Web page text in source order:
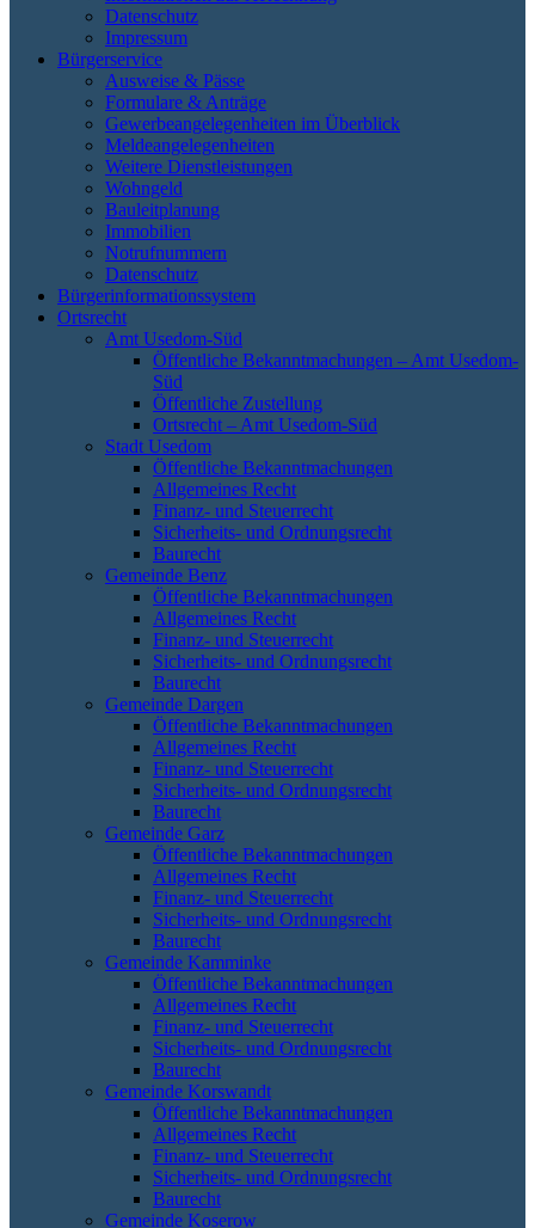
Datenschutz
Impressum
Bürgerservice
Ausweise & Pässe
Formulare & Anträge
Gewerbeangelegenheiten im Überblick
Meldeangelegenheiten
Weitere Dienstleistungen
Wohngeld
Bauleitplanung
Immobilien
Notrufnummern
Datenschutz
Bürgerinformationssystem
Ortsrecht
Amt Usedom-Süd
Öffentliche Bekanntmachungen – Amt Usedom-
Süd
Öffentliche Zustellung
Ortsrecht – Amt Usedom-Süd
Stadt Usedom
Öffentliche Bekanntmachungen
Allgemeines Recht
Finanz- und Steuerrecht
Sicherheits- und Ordnungsrecht
Baurecht
Gemeinde Benz
Öffentliche Bekanntmachungen
Allgemeines Recht
Finanz- und Steuerrecht
Sicherheits- und Ordnungsrecht
Baurecht
Gemeinde Dargen
Öffentliche Bekanntmachungen
Allgemeines Recht
Finanz- und Steuerrecht
Sicherheits- und Ordnungsrecht
Baurecht
Gemeinde Garz
Öffentliche Bekanntmachungen
Allgemeines Recht
Finanz- und Steuerrecht
Sicherheits- und Ordnungsrecht
Baurecht
Gemeinde Kamminke
Öffentliche Bekanntmachungen
Allgemeines Recht
Finanz- und Steuerrecht
Sicherheits- und Ordnungsrecht
Baurecht
Gemeinde Korswandt
Öffentliche Bekanntmachungen
Allgemeines Recht
Finanz- und Steuerrecht
Sicherheits- und Ordnungsrecht
Baurecht
Gemeinde Koserow